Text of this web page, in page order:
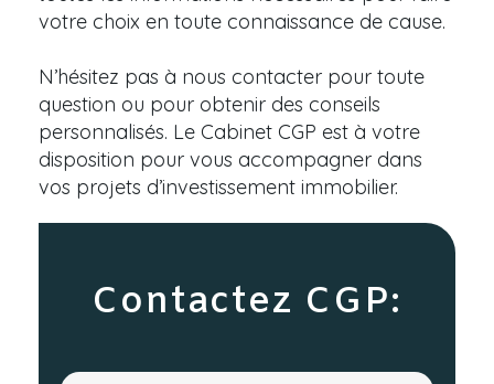
votre choix en toute connaissance de cause.
N’hésitez pas à nous contacter pour toute
question ou pour obtenir des conseils
personnalisés. Le Cabinet CGP est à votre
disposition pour vous accompagner dans
vos projets d’investissement immobilier.
Contactez CGP: